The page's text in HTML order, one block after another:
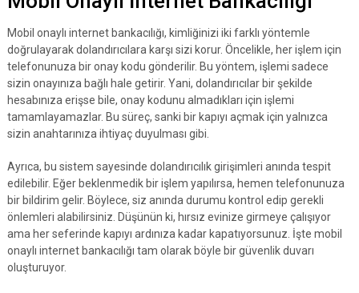
Mobil onaylı internet bankacılığı, kimliğinizi iki farklı yöntemle
doğrulayarak dolandırıcılara karşı sizi korur. Öncelikle, her işlem için
telefonunuza bir onay kodu gönderilir. Bu yöntem, işlemi sadece
sizin onayınıza bağlı hale getirir. Yani, dolandırıcılar bir şekilde
hesabınıza erişse bile, onay kodunu almadıkları için işlemi
tamamlayamazlar. Bu süreç, sanki bir kapıyı açmak için yalnızca
sizin anahtarınıza ihtiyaç duyulması gibi.
Ayrıca, bu sistem sayesinde dolandırıcılık girişimleri anında tespit
edilebilir. Eğer beklenmedik bir işlem yapılırsa, hemen telefonunuza
bir bildirim gelir. Böylece, siz anında durumu kontrol edip gerekli
önlemleri alabilirsiniz. Düşünün ki, hırsız evinize girmeye çalışıyor
ama her seferinde kapıyı ardınıza kadar kapatıyorsunuz. İşte mobil
onaylı internet bankacılığı tam olarak böyle bir güvenlik duvarı
oluşturuyor.